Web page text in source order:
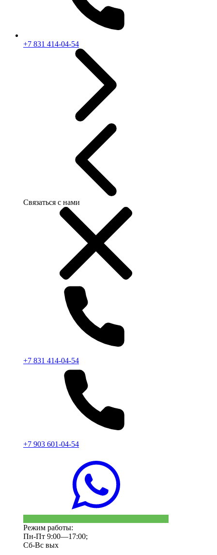
+7 831 414-04-54
Связаться с нами
+7 831 414-04-54
+7 903 601-04-54
Режим работы:
Пн-Пт 9:00—17:00;
Сб-Вс вых